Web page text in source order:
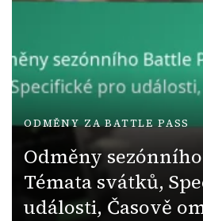
ODMĚNY ZA BATTLE PASS
Odměny
Témata svátků,
události, Časově